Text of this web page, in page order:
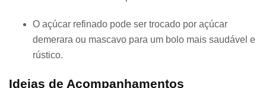
O açúcar refinado pode ser trocado por açúcar
demerara ou mascavo para um bolo mais saudável e
rústico.
Ideias de Acompanhamentos